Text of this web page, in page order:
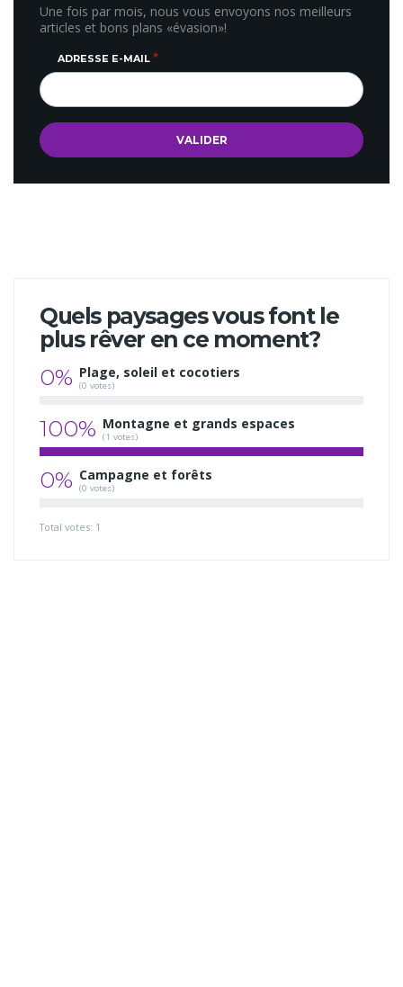
Une fois par mois, nous vous envoyons nos meilleurs
articles et bons plans «évasion»!
ADRESSE E-MAIL
Quels paysages vous font le
plus rêver en ce moment?
0% Plage, soleil et cocotiers
(0 votes)
100% Montagne et grands espaces
(1 votes)
0% Campagne et forêts
(0 votes)
Total votes: 1